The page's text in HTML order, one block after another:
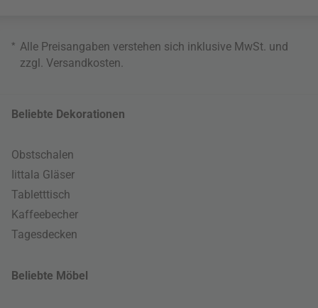
* Alle Preisangaben verstehen sich inklusive MwSt. und
zzgl. Versandkosten
Beliebte Dekorationen
Obstschalen
Iittala Gläser
Tabletttisch
Kaffeebecher
Tagesdecken
Beliebte Möbel